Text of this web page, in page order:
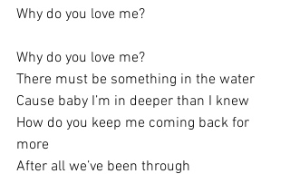
Why do you love me?
Why do you love me?
There must be something in the water
Cause baby I’m in deeper than I knew
How do you keep me coming back for
more
After all we’ve been through